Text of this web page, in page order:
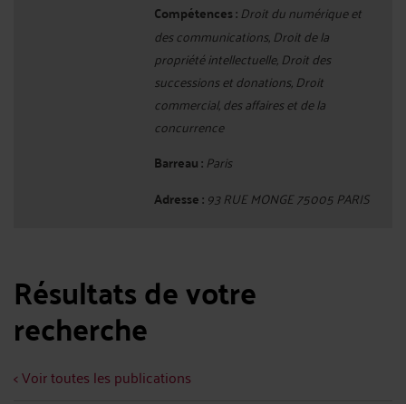
Compétences : Droit du numérique et
des communications, Droit de la
propriété intellectuelle, Droit des
successions et donations, Droit
commercial, des affaires et de la
concurrence
Barreau : Paris
Adresse : 93 RUE MONGE 75005 PARIS
Résultats de votre
recherche
< Voir toutes les publications